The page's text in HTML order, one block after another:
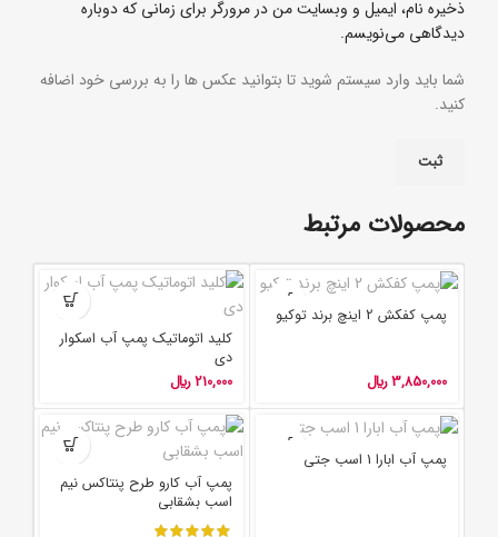
ذخیره نام، ایمیل و وبسایت من در مرورگر برای زمانی که دوباره
دیدگاهی می‌نویسم.
شما باید وارد سیستم شوید تا بتوانید عکس ها را به بررسی خود اضافه
کنید.
محصولات مرتبط
پمپ کفکش 2 اینچ برند توکیو
3,850,000 ﷼
کلید اتوماتیک پمپ آب اسکوار
دی
210,000 ﷼
پمپ آب ابارا 1 اسب جتی
پمپ آب کارو طرح پنتاکس نیم
اسب بشقابی